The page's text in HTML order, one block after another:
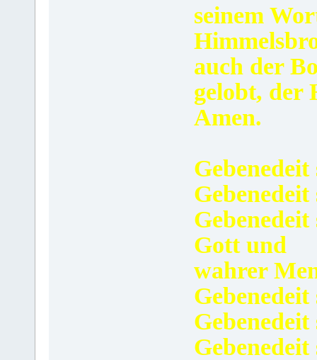
seinem
auch der
gelobt, der
Amen.
Gott und
wahrer